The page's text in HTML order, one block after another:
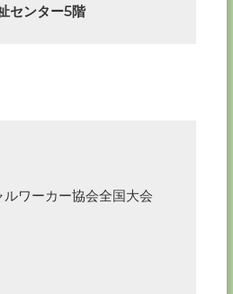
ンター5階
ワーカー協会全国大会